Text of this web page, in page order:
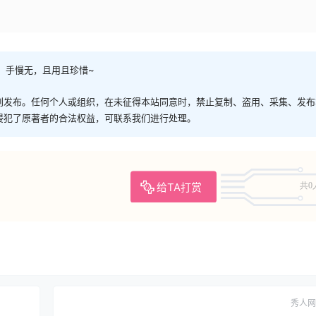
手慢无，且用且珍惜~
布。任何个人或组织，在未征得本站同意时，禁止复制、盗用、采集、发
了原著者的合法权益，可联系我们进行处理。
给TA打赏 共0
秀人网